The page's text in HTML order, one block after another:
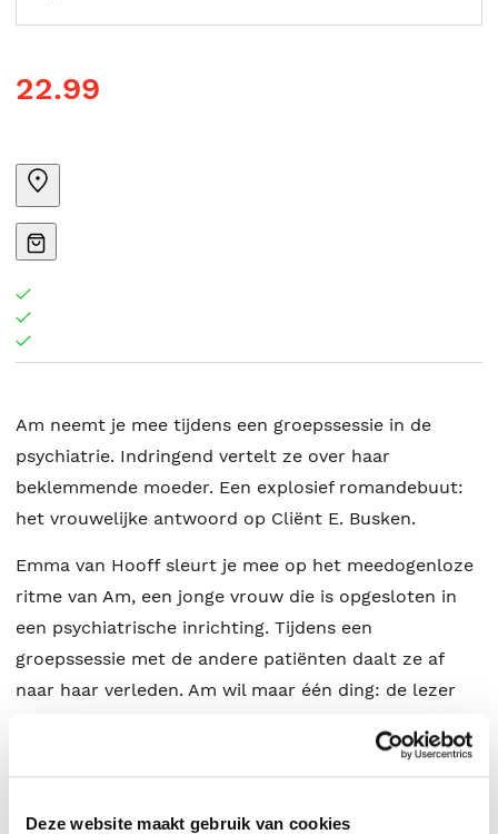
Deze website maakt gebruik van cookies
22.99
Am neemt je mee tijdens een groepssessie in de
psychiatrie. Indringend vertelt ze over haar
beklemmende moeder. Een explosief romandebuut:
het vrouwelijke antwoord op Cliënt E. Busken.
Emma van Hooff sleurt je mee op het meedogenloze
ritme van Am, een jonge vrouw die is opgesloten in
een psychiatrische inrichting. Tijdens een
groepssessie met de andere patiënten daalt ze af
naar haar verleden. Am wil maar één ding: de lezer
haar stoel in de kring thuishoort. Met grote vaart
neemt ze ons mee in haar monoloog over een
moeder die haar dochter zo klein mogelijk wil